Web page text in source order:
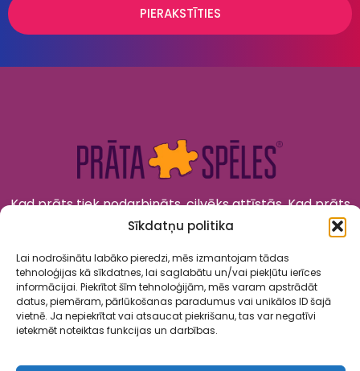
Sīkdatņu politika
Lai nodrošinātu labāko pieredzi, mēs izmantojam tādas
tehnoloģijas kā sīkdatnes, lai saglabātu un/vai piekļūtu ierīces
informācijai. Piekrītot šīm tehnoloģijām, mēs varam apstrādāt
datus, piemēram, pārlūkošanas paradumus vai unikālos ID šajā
vietnē. Ja nepiekrītat vai atsaucat piekrišanu, tas var negatīvi
ietekmēt noteiktas funkcijas un darbības.
PIERAKSTĪTIES
Kad prāts tiek nodarbināts, cilvēks attīstās. Kad prāts
tiek izklaidēts, cilvēks jūtas priecīgs un laimīgs. “Prāta
Spēles” to apvieno!
SpēlesPar mumsKalendārsSadarbībaKontakti